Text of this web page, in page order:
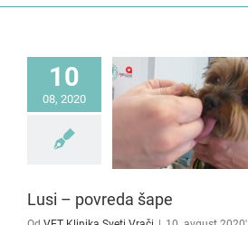
10
08, 2020
Lusi – povreda šape